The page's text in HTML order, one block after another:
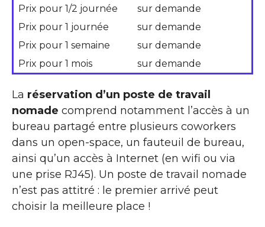
Prix pour 1/2 journée
sur demande
Prix pour 1 journée
sur demande
Prix pour 1 semaine
sur demande
Prix pour 1 mois
sur demande
La réservation d’un poste de travail
nomade comprend notamment l’accès à un
bureau partagé entre plusieurs coworkers
dans un open-space, un fauteuil de bureau,
ainsi qu’un accès à Internet (en wifi ou via
une prise RJ45). Un poste de travail nomade
n’est pas attitré : le premier arrivé peut
choisir la meilleure place !